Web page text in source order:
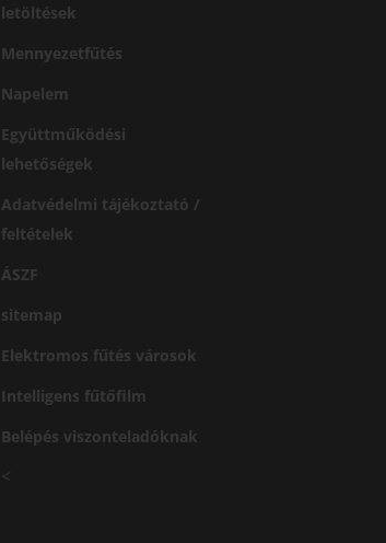
letöltések
Mennyezetfűtés
Napelem
Együttműködési
lehetőségek
Adatvédelmi tájékoztató /
feltételek
ÁSZF
sitemap
Elektromos fűtés városok
Intelligens fűtőfilm
Belépés viszonteladóknak
<